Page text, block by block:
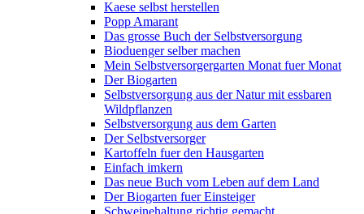
Kaese selbst herstellen
Popp Amarant
Das grosse Buch der Selbstversorgung
Bioduenger selber machen
Mein Selbstversorgergarten Monat fuer Monat
Der Biogarten
Selbstversorgung aus der Natur mit essbaren
Wildpflanzen
Selbstversorgung aus dem Garten
Der Selbstversorger
Kartoffeln fuer den Hausgarten
Einfach imkern
Das neue Buch vom Leben auf dem Land
Der Biogarten fuer Einsteiger
Schweinehaltung richtig gemacht.